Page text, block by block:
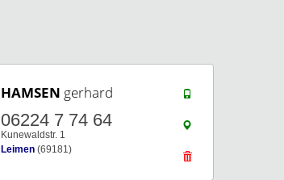
HAMSEN gerhard
06224 7 74 64
Kunewaldstr. 1
Leimen (69181)